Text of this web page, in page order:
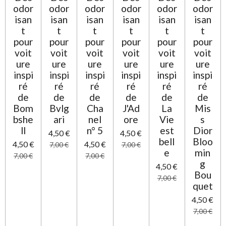
odor
isan
t
pour
voit
ure
inspi
ré
de
Bom
bshe
ll
4,50 €
7,00 €
odor
isan
t
pour
voit
ure
inspi
ré
de
Bvlg
ari
4,50 €
7,00 €
odor
isan
t
pour
voit
ure
inspi
ré
de
Cha
nel
n° 5
4,50 €
7,00 €
odor
isan
t
pour
voit
ure
inspi
ré
de
J'Ad
ore
4,50 €
7,00 €
odor
isan
t
pour
voit
ure
inspi
ré
de
La
Vie
est
bell
e
4,50 €
7,00 €
odor
isan
t
pour
voit
ure
inspi
ré
de
Mis
s
Dior
Bloo
min
g
Bou
quet
4,50 €
7,00 €